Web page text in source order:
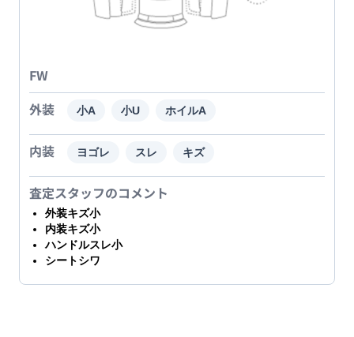
FW
外装
小A 小U ホイルA
内装 ヨゴレ スレ キズ
査定スタッフのコメント
外装キズ小
内装キズ小
ハンドルスレ小
シートシワ